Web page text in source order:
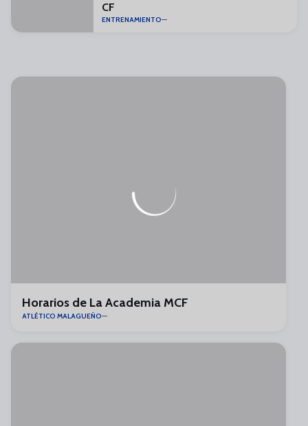
CF
ENTRENAMIENTO
Horarios de La Academia MCF
ATLÉTICO MALAGUEÑO